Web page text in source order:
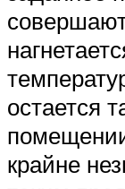
остается
крайне